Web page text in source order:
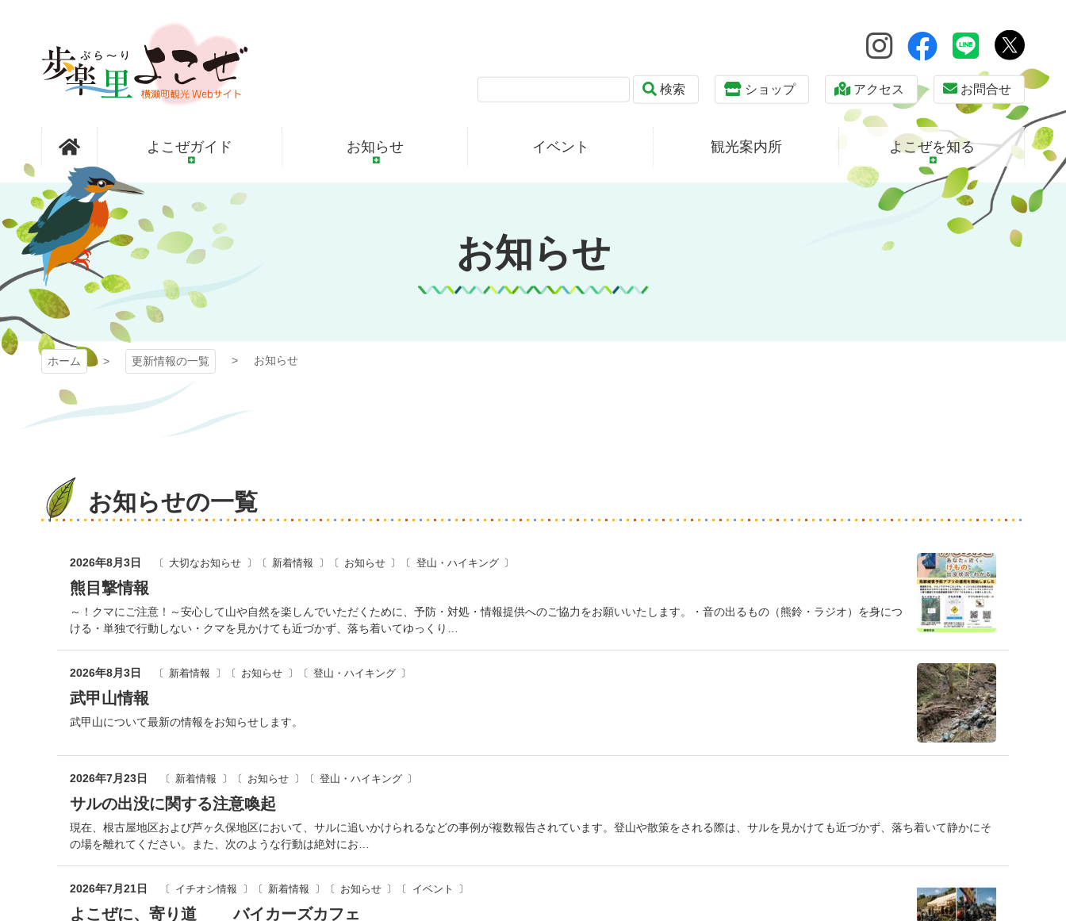
キ
プ
歩楽～里
（ぶら～
り）よこぜ
検索 ショップ アクセス お問合せ
よこぜガイド お知らせ イベント 観光案内所 よこぜを知る
お知らせ
ホーム 更新情報の一覧 お知らせ
お知らせの一覧
2026年8月3日 大切なお知らせ 新着情報 お知らせ 登山・ハイキング
熊目撃情報
～！クマにご注意！～安心して山や自然を楽しんでいただくために、予防・対処・情報提供へのご協力をお願いいたします。・音の出るもの（熊鈴・ラジオ）を身につ
ける・単独で行動しない・クマを見かけても近づかず、落ち着いてゆっくり…
2026年8月3日 新着情報 お知らせ 登山・ハイキング
武甲山情報
武甲山について最新の情報をお知らせします。
2026年7月23日 新着情報 お知らせ 登山・ハイキング
サルの出没に関する注意喚起
現在、根古屋地区および芦ヶ久保地区において、サルに追いかけられるなどの事例が複数報告されています。登山や散策をされる際は、サルを見かけても近づかず、落ち着いて静かにそ
の場を離れてください。また、次のような行動は絶対にお…
2026年7月21日 イチオシ情報 新着情報 お知らせ イベント
よこぜに、寄り道 バイカーズカフェ